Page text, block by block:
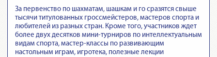
За первенство по шахматам, шашкам и го сразятся свыше
тысячи титулованных гроссмейстеров, мастеров спорта и
любителей из разных стран. Кроме того, участников ждет
более двух десятков мини-турниров по интеллектуальным
видам спорта, мастер-классы по развивающим
настольным играм, игротека, полезные лекции